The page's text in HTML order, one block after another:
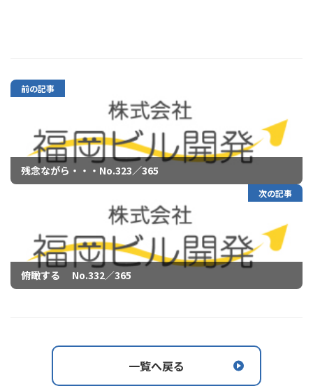
前の記事
残念ながら・・・No.323／365
次の記事
俯瞰する No.332／365
一覧へ戻る